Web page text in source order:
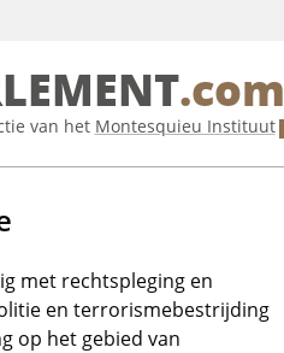
.com
van het Montesquieu Instituut
met rechtspleging en
en terrorismebestrijding
op het gebied van